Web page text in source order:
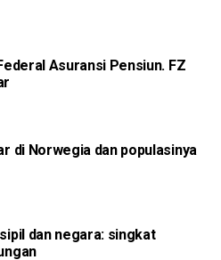
Asuransi Pensiun. FZ
di Norwegia dan populasinya
dan negara: singkat